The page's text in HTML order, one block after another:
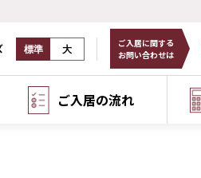
標準 大
ご入居に関する
お問い合わせは
ご入居の流れ